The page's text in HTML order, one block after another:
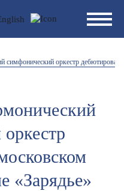
симфонический оркестр
«Зарядье»